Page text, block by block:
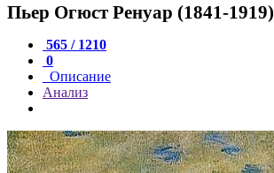
Пьер Огюст Ренуар (1841-1919)
565 / 1210
0
Описание
Анализ